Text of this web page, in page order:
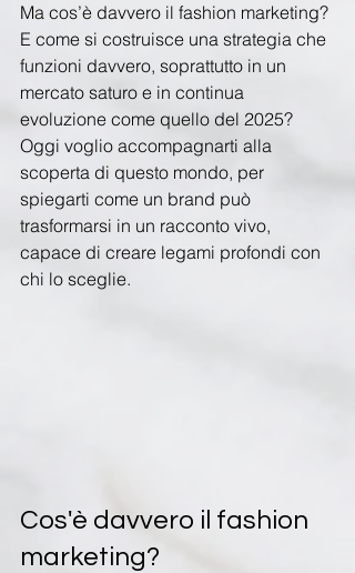
Ma cos’è davvero il fashion marketing?
E come si costruisce una strategia che
funzioni davvero, soprattutto in un
mercato saturo e in continua
evoluzione come quello del 2025?
Oggi voglio accompagnarti alla
scoperta di questo mondo, per
spiegarti come un brand può
trasformarsi in un racconto vivo,
capace di creare legami profondi con
chi lo sceglie.
Cos'è davvero il fashion
marketing?